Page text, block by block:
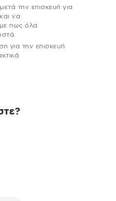
την επισκευή για
να
πως όλα
για την επισκευή